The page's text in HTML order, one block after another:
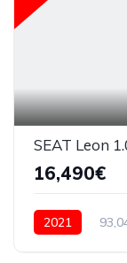
SEAT Leon
16,490€
2021